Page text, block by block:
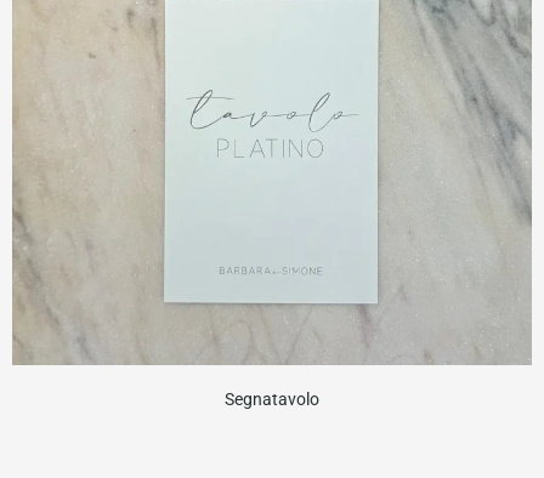
Segnatavolo